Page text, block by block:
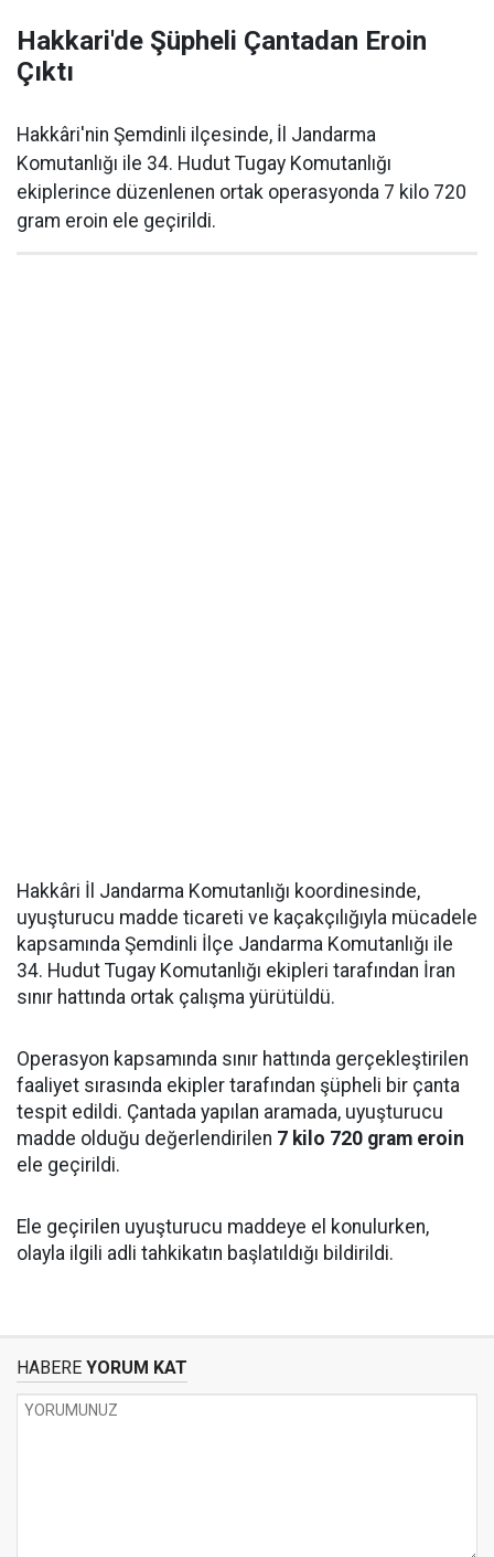
Hakkari'de Şüpheli Çantadan Eroin
Çıktı
Hakkâri'nin Şemdinli ilçesinde, İl Jandarma
Komutanlığı ile 34. Hudut Tugay Komutanlığı
ekiplerince düzenlenen ortak operasyonda 7 kilo 720
gram eroin ele geçirildi.
Hakkâri İl Jandarma Komutanlığı koordinesinde,
uyuşturucu madde ticareti ve kaçakçılığıyla mücadele
kapsamında Şemdinli İlçe Jandarma Komutanlığı ile
34. Hudut Tugay Komutanlığı ekipleri tarafından İran
sınır hattında ortak çalışma yürütüldü.
Operasyon kapsamında sınır hattında gerçekleştirilen
faaliyet sırasında ekipler tarafından şüpheli bir çanta
tespit edildi. Çantada yapılan aramada, uyuşturucu
madde olduğu değerlendirilen 7 kilo 720 gram eroin
ele geçirildi.
Ele geçirilen uyuşturucu maddeye el konulurken,
olayla ilgili adli tahkikatın başlatıldığı bildirildi.
HABERE YORUM KAT